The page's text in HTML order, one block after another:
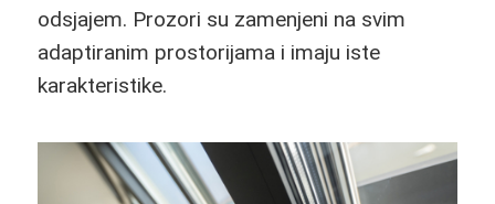
odsjajem. Prozori su zamenjeni na svim
adaptiranim prostorijama i imaju iste
karakteristike.